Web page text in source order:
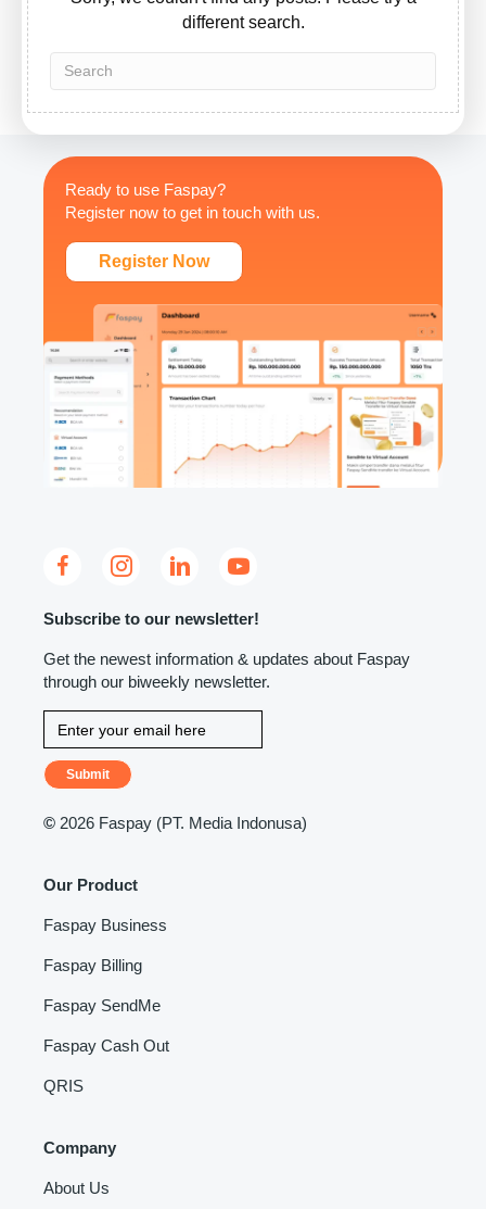
different search.
Ready to use Faspay?
Register now to get in touch with us.
Register Now
Subscribe to our newsletter!
Get the newest information & updates about Faspay
through our biweekly newsletter.
Submit
© 2026 Faspay (PT. Media Indonusa)
Our Product
Faspay Business
Faspay Billing
Faspay SendMe
Faspay Cash Out
QRIS
Company
About Us